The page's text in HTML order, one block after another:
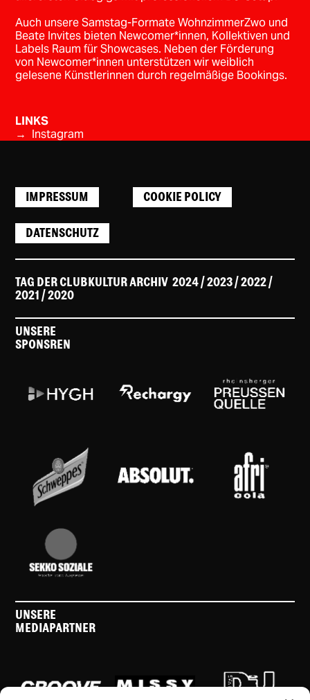
Auch unsere Samstag-Formate WohnzimmerZwo und
Beate Invites bieten Newcomer*innen, Kollektiven und
Labels Raum für Showcases. Neben der Förderung
von Newcomer*innen unterstützen wir weiblich
gelesene Künstlerinnen durch regelmäßige Bookings.
LINKS
→ Instagram
IMPRESSUM COOKIE POLICY
DATENSCHUTZ
TAG DER CLUBKULTUR ARCHIV2024 / 2023 /2022 /
2021 /2020
UNSERE
SPONSREN
UNSERE
MEDIAPARTNER